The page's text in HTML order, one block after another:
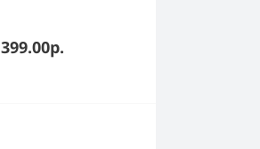
399.00р.